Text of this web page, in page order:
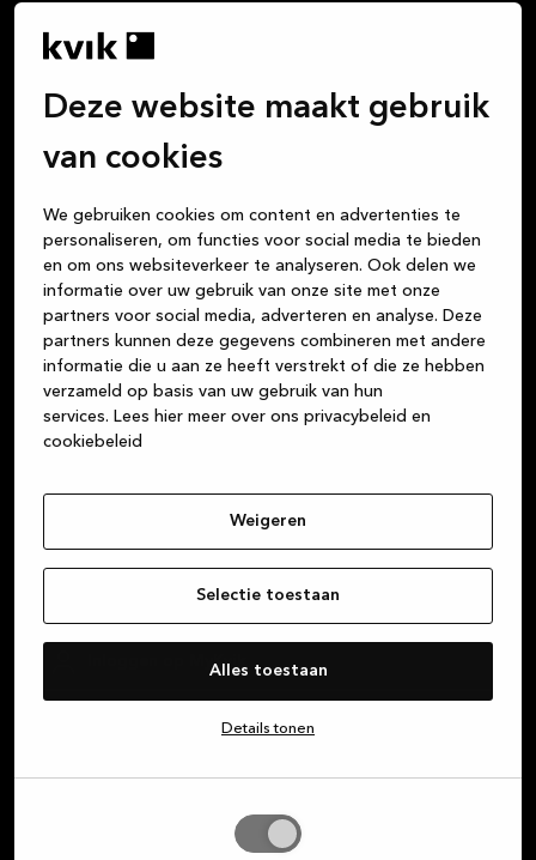
Deze website maakt gebruik
van cookies
We gebruiken cookies om content en advertenties te
personaliseren, om functies voor social media te bieden
en om ons websiteverkeer te analyseren. Ook delen we
informatie over uw gebruik van onze site met onze
partners voor social media, adverteren en analyse. Deze
partners kunnen deze gegevens combineren met andere
informatie die u aan ze heeft verstrekt of die ze hebben
verzameld op basis van uw gebruik van hun
services. Lees hier meer over ons privacybeleid en
cookiebeleid
Weigeren
Selectie toestaan
Alles toestaan
Details tonen
Wij vinden dat het kopen van een keuken net zo fijn
moet zijn als het leven dat je in die keuken leidt. Alle
maaltijden die je kookt, de nachtelijke gesprekken
huiswerk dat de kinderen aan tafel maken, de
kaartspelletjes die je speelt: de keuken is het centrum
van je leven. Maar of je nu een keuken, badkamer of
garderobe koopt, wij zijn je vertrouwde partner voor
hoogwaardige Deense designproducten van
duurzame materialen. Wij streven er altijd naar om
uitstekende klantenservice te bieden, vanaf het
moment dat je bij een van onze winkels binnenstapt,
Inloggen op MyKvik
Plan een afspraak
Winkel zoeken